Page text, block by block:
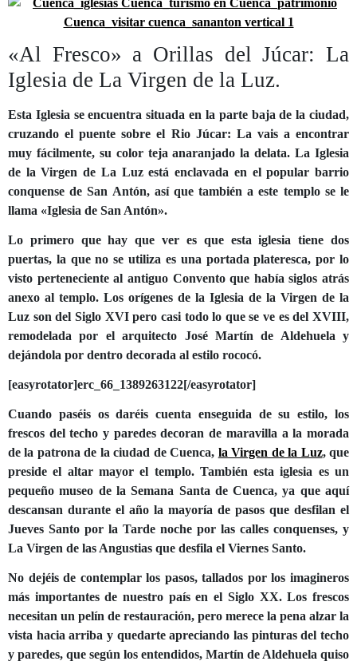
«Al Fresco» a Orillas del Júcar: La
Iglesia de La Virgen de la Luz.
Esta Iglesia se encuentra situada en la parte baja de la ciudad,
cruzando el puente sobre el Rio Júcar: La vais a encontrar
muy fácilmente, su color teja anaranjado la delata. La Iglesia
de la Virgen de La Luz está enclavada en el popular barrio
conquense de San Antón, así que también a este templo se le
llama «Iglesia de San Antón».
Lo primero que hay que ver es que esta iglesia tiene dos
puertas, la que no se utiliza es una portada plateresca, por lo
visto perteneciente al antiguo Convento que había siglos atrás
anexo al templo. Los orígenes de la Iglesia de la Virgen de la
Luz son del Siglo XVI pero casi todo lo que se ve es del XVIII,
remodelada por el arquitecto José Martín de Aldehuela y
dejándola por dentro decorada al estilo rococó.
[easyrotator]erc_66_1389263122[/easyrotator]
Cuando paséis os daréis cuenta enseguida de su estilo, los
frescos del techo y paredes decoran de maravilla a la morada
de la patrona de la ciudad de Cuenca, la Virgen de la Luz, que
preside el altar mayor el templo. También esta iglesia es un
pequeño museo de la Semana Santa de Cuenca, ya que aquí
descansan durante el año la mayoría de pasos que desfilan el
Jueves Santo por la Tarde noche por las calles conquenses, y
La Virgen de las Angustias que desfila el Viernes Santo.
No dejéis de contemplar los pasos, tallados por los imagineros
más importantes de nuestro país en el Siglo XX. Los frescos
necesitan un pelín de restauración, pero merece la pena alzar la
vista hacia arriba y quedarte apreciando las pinturas del techo
y paredes, que según los entendidos, Martín de Aldehuela quiso